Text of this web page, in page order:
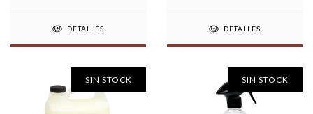
DETALLES DETALLES
SIN STOCK SIN STOCK